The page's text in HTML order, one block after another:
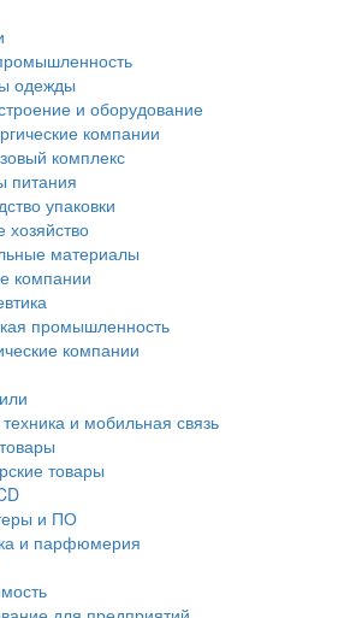
одежды
и оборудование
компании
комплекс
питания
упаковки
хозяйство
материалы
компании
промышленность
компании
и мобильная связь
товары
и ПО
и парфюмерия